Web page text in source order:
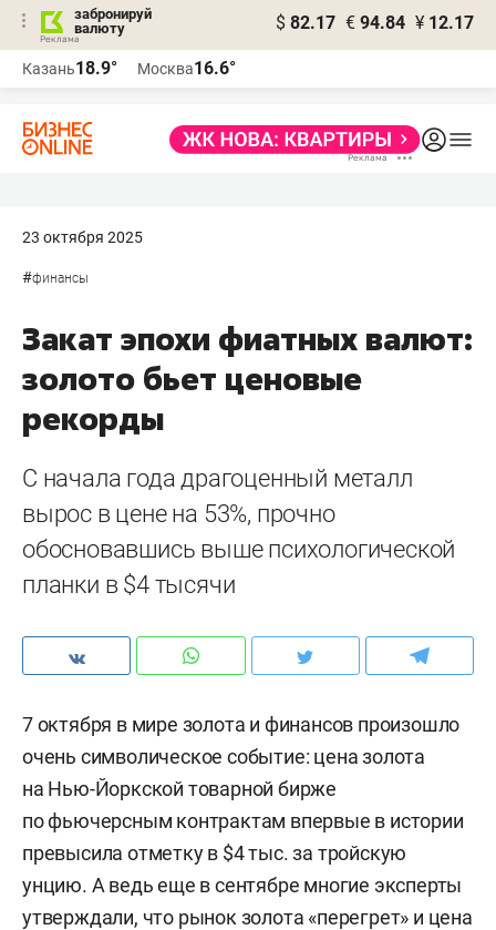
забронируй
валюту
$ 82.17 € 94.84 ¥ 12.17
Казань18.9° Москва16.6°
23 октября 2025
#финансы
Закат эпохи фиатных валют:
золото бьет ценовые
рекорды
С начала года драгоценный металл
вырос в цене на 53%, прочно
обосновавшись выше психологической
планки в $4 тысячи
7 октября в мире золота и финансов произошло
очень символическое событие: цена золота
на Нью-Йоркской товарной бирже
по фьючерсным контрактам впервые в истории
превысила отметку в $4 тыс. за тройскую
унцию. А ведь еще в сентябре многие эксперты
утверждали, что рынок золота «перегрет» и цена